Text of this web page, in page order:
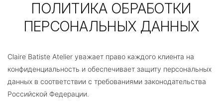
ПОЛИТИКА ОБРАБОТКИ
ПЕРСОНАЛЬНЫХ ДАННЫХ
Claire Batiste Atelier уважает право каждого клиента на
конфиденциальность и обеспечивает защиту персональных
данных в соответствии с требованиями законодательства
Российской Федерации.